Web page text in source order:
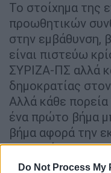
Do Not Process
Το στοίχημα της
προωθητικών
στην εμβάθυνση,
είναι πιστεύω
ΣΥΡΙΖΑ-ΠΣ αλλά
δημοκρατίας
Αλλά κάθε
ένα πρώτο βήμα
βήμα αφορά την
θα το κάνουμε,
μαζί.